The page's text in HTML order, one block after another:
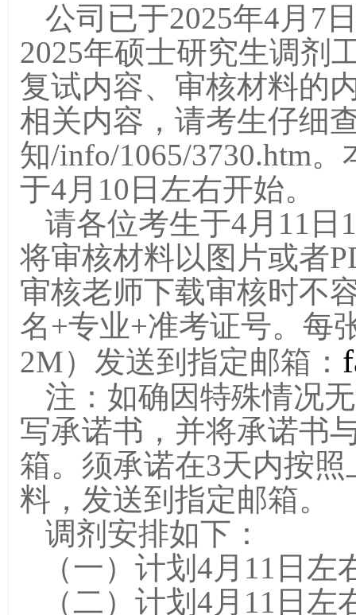
公司已于2025年4月 7
2025年硕士研究生调剂
复试内容、审核材料的
相关内容，请考生仔细
知/info/1065/3730.htm。
于4月 10 日左右开始。
请各位考生于4月 11 日
将审核材料以图片或者
审核老师下载审核时不
名+专业+准考证号。每
2M）发送到指定邮箱：
注：如确因特殊情况
写承诺书，并将承诺书
箱。须承诺在3天内按
料，发送到指定邮箱。
调剂 安排如下：
（一）计划 4月 11 日 左
（二）计划 4月 11 日左